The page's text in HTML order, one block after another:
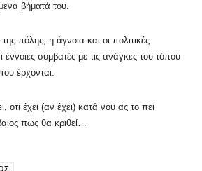
βήματά του.
πόλης, η άγνοια και οι πολιτικές
έννοιες συμβατές με τις ανάγκες του τόπου
έρχονται.
οτι έχει (αν έχει) κατά νου ας το πει
πως θα κριθεί…